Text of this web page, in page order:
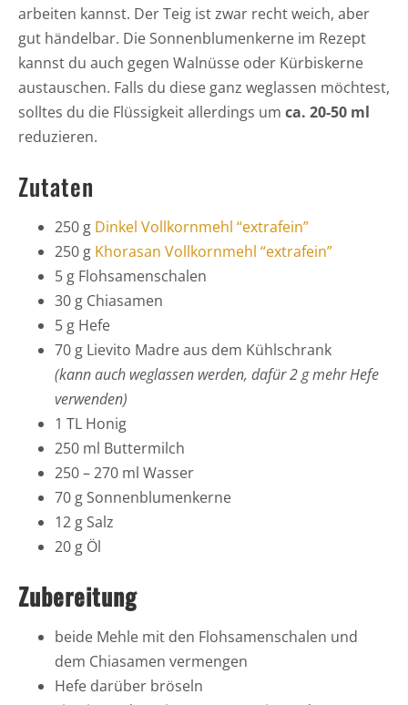
arbeiten kannst. Der Teig ist zwar recht weich, aber
gut händelbar. Die Sonnenblumenkerne im Rezept
kannst du auch gegen Walnüsse oder Kürbiskerne
austauschen. Falls du diese ganz weglassen möchtest,
solltes du die Flüssigkeit allerdings um ca. 20-50 ml
reduzieren.
Zutaten
250 gDinkel Vollkornmehl “extrafein”
250 g Khorasan Vollkornmehl “extrafein”
5 g Flohsamenschalen
30 g Chiasamen
5 g Hefe
70 g Lievito Madre aus dem Kühlschrank
(kann auch weglassen werden, dafür 2 g mehr Hefe
verwenden)
1 TL Honig
250 ml Buttermilch
250 – 270 ml Wasser
70 g Sonnenblumenkerne
12 g Salz
20 g Öl
Zubereitung
beide Mehle mit den Flohsamenschalen und
dem Chiasamen vermengen
Hefe darüber bröseln